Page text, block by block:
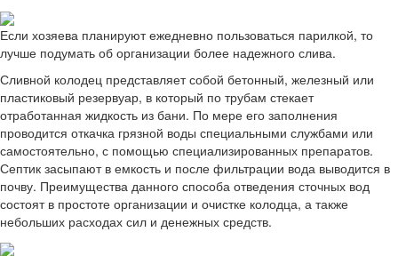
Если хозяева планируют ежедневно пользоваться парилкой, то
лучше подумать об организации более надежного слива.
Сливной колодец представляет собой бетонный, железный или
пластиковый резервуар, в который по трубам стекает
отработанная жидкость из бани. По мере его заполнения
проводится откачка грязной воды специальными службами или
самостоятельно, с помощью специализированных препаратов.
Септик засыпают в емкость и после фильтрации вода выводится в
почву. Преимущества данного способа отведения сточных вод
состоят в простоте организации и очистке колодца, а также
небольших расходах сил и денежных средств.